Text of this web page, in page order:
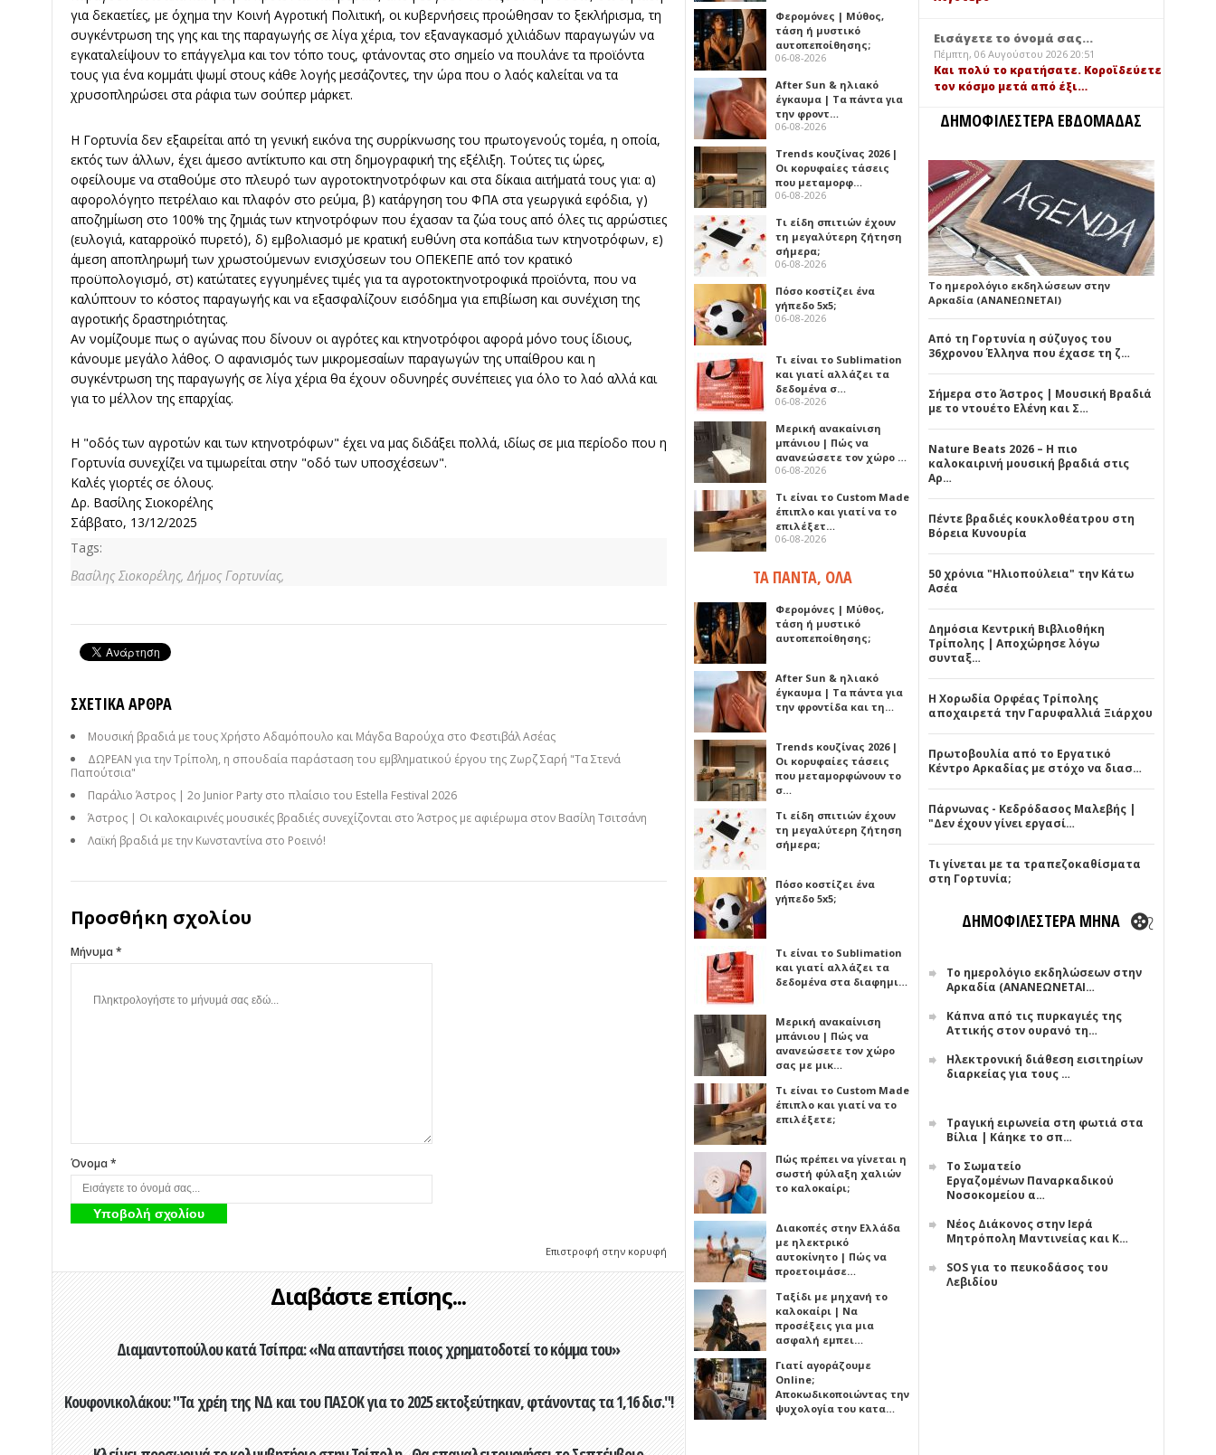
για δεκαετίες, με όχημα την Κοινή Αγροτική Πολιτική, οι κυβερνήσεις προώθησαν το ξεκλήρισμα, τη
συγκέντρωση της γης και της παραγωγής σε λίγα χέρια, τον εξαναγκασμό χιλιάδων παραγωγών να
εγκαταλείψουν το επάγγελμα και τον τόπο τους, φτάνοντας στο σημείο να πουλάνε τα προϊόντα
τους για ένα κομμάτι ψωμί στους κάθε λογής μεσάζοντες, την ώρα που ο λαός καλείται να τα
χρυσοπληρώσει στα ράφια των σούπερ μάρκετ.
Η Γορτυνία δεν εξαιρείται από τη γενική εικόνα της συρρίκνωσης του πρωτογενούς τομέα, η οποία,
εκτός των άλλων, έχει άμεσο αντίκτυπο και στη δημογραφική της εξέλιξη. Τούτες τις ώρες,
οφείλουμε να σταθούμε στο πλευρό των αγροτοκτηνοτρόφων και στα δίκαια αιτήματά τους για: α)
αφορολόγητο πετρέλαιο και πλαφόν στο ρεύμα, β) κατάργηση του ΦΠΑ στα γεωργικά εφόδια, γ)
αποζημίωση στο 100% της ζημιάς των κτηνοτρόφων που έχασαν τα ζώα τους από όλες τις αρρώστιες
(ευλογιά, καταρροϊκό πυρετό), δ) εμβολιασμό με κρατική ευθύνη στα κοπάδια των κτηνοτρόφων, ε)
άμεση αποπληρωμή των χρωστούμενων ενισχύσεων του ΟΠΕΚΕΠΕ από τον κρατικό
προϋπολογισμό, στ) κατώτατες εγγυημένες τιμές για τα αγροτοκτηνοτροφικά προϊόντα, που να
καλύπτουν το κόστος παραγωγής και να εξασφαλίζουν εισόδημα για επιβίωση και συνέχιση της
αγροτικής δραστηριότητας.
Αν νομίζουμε πως ο αγώνας που δίνουν οι αγρότες και κτηνοτρόφοι αφορά μόνο τους ίδιους,
κάνουμε μεγάλο λάθος. Ο αφανισμός των μικρομεσαίων παραγωγών της υπαίθρου και η
συγκέντρωση της παραγωγής σε λίγα χέρια θα έχουν οδυνηρές συνέπειες για όλο το λαό αλλά και
για το μέλλον της επαρχίας.
Η "οδός των αγροτών και των κτηνοτρόφων" έχει να μας διδάξει πολλά, ιδίως σε μια περίοδο που η
Γορτυνία συνεχίζει να τιμωρείται στην "οδό των υποσχέσεων".
Καλές γιορτές σε όλους.
Δρ. Βασίλης Σιοκορέλης
Σάββατο, 13/12/2025
Tags:
Βασίλης Σιοκορέλης, Δήμος Γορτυνίας,
ΣΧΕΤΙΚΆ ΆΡΘΡΑ
Μουσική βραδιά με τους Χρήστο Αδαμόπουλο και Μάγδα Βαρούχα στο Φεστιβάλ Ασέας
ΔΩΡΕΑΝ για την Τρίπολη, η σπουδαία παράσταση του εμβληματικού έργου της Ζωρζ Σαρή "Τα Στενά
Παπούτσια"
Παράλιο Άστρος | 2ο Junior Party στο πλαίσιο του Estella Festival 2026
Άστρος | Οι καλοκαιρινές μουσικές βραδιές συνεχίζονται στο Άστρος με αφιέρωμα στον Βασίλη Τσιτσάνη
Λαϊκή βραδιά με την Κωνσταντίνα στο Ροεινό!
Προσθήκη σχολίου
Μήνυμα *
Όνομα *
Επιστροφή στην κορυφή
Διαβάστε επίσης...
Διαμαντοπούλου κατά Τσίπρα: «Να απαντήσει ποιος χρηματοδοτεί το κόμμα του»
Κουφονικολάκου: "Τα χρέη της ΝΔ και του ΠΑΣΟΚ για το 2025 εκτοξεύτηκαν, φτάνοντας τα 1,16 δισ."!
Φερομόνες | Μύθος,
τάση ή μυστικό
αυτοπεποίθησης;
06-08-2026
After Sun & ηλιακό
έγκαυμα | Τα πάντα για
την φροντ…
06-08-2026
Trends κουζίνας 2026 |
Οι κορυφαίες τάσεις
που μεταμορφ…
06-08-2026
Τι είδη σπιτιών έχουν
τη μεγαλύτερη ζήτηση
σήμερα;
06-08-2026
Πόσο κοστίζει ένα
γήπεδο 5x5;
06-08-2026
Τι είναι το Sublimation
και γιατί αλλάζει τα
δεδομένα σ…
06-08-2026
Μερική ανακαίνιση
μπάνιου | Πώς να
ανανεώσετε τον χώρο …
06-08-2026
Τι είναι το Custom Made
έπιπλο και γιατί να το
επιλέξετ…
06-08-2026
ΤΑ ΠΑΝΤΑ, ΟΛΑ
Φερομόνες | Μύθος,
τάση ή μυστικό
αυτοπεποίθησης;
After Sun & ηλιακό
έγκαυμα | Τα πάντα για
την φροντίδα και τη…
Trends κουζίνας 2026 |
Οι κορυφαίες τάσεις
που μεταμορφώνουν το
σ…
Τι είδη σπιτιών έχουν
τη μεγαλύτερη ζήτηση
σήμερα;
Πόσο κοστίζει ένα
γήπεδο 5x5;
Τι είναι το Sublimation
και γιατί αλλάζει τα
δεδομένα στα διαφημι…
Μερική ανακαίνιση
μπάνιου | Πώς να
ανανεώσετε τον χώρο
σας με μικ…
Τι είναι το Custom Made
έπιπλο και γιατί να το
επιλέξετε;
Πώς πρέπει να γίνεται η
σωστή φύλαξη χαλιών
το καλοκαίρι;
Διακοπές στην Ελλάδα
με ηλεκτρικό
αυτοκίνητο | Πώς να
προετοιμάσε…
Ταξίδι με μηχανή το
καλοκαίρι | Να
προσέξεις για μια
ασφαλή εμπει…
Γιατί αγοράζουμε
Online;
Αποκωδικοποιώντας την
ψυχολογία του κατα…
Εισάγετε το όνομά σας...
Πέμπτη, 06 Αυγούστου 2026 20:51
Και πολύ το κρατήσατε. Κοροϊδεύετε
τον κόσμο μετά από έξι…
ΔΗΜΟΦΙΛΕΣΤΕΡΑ ΕΒΔΟΜΑΔΑΣ
Το ημερολόγιο εκδηλώσεων στην
Αρκαδία (ΑΝΑΝΕΩΝΕΤΑΙ)
Από τη Γορτυνία η σύζυγος του
36χρονου Έλληνα που έχασε τη ζ…
Σήμερα στο Άστρος | Μουσική Βραδιά
με το ντουέτο Ελένη και Σ…
Nature Beats 2026 – Η πιο
καλοκαιρινή μουσική βραδιά στις
Αρ…
Πέντε βραδιές κουκλοθέατρου στη
Βόρεια Κυνουρία
50 χρόνια "Ηλιοπούλεια" την Κάτω
Ασέα
Δημόσια Κεντρική Βιβλιοθήκη
Τρίπολης | Αποχώρησε λόγω
συνταξ…
Η Χορωδία Ορφέας Τρίπολης
αποχαιρετά την Γαρυφαλλιά Ξιάρχου
Πρωτοβουλία από το Εργατικό
Κέντρο Αρκαδίας με στόχο να διασ…
Πάρνωνας - Κεδρόδασος Μαλεβής |
"Δεν έχουν γίνει εργασί…
Τι γίνεται με τα τραπεζοκαθίσματα
στη Γορτυνία;
ΔΗΜΟΦΙΛΕΣΤΕΡΑ ΜΗΝΑ
Το ημερολόγιο εκδηλώσεων στην
Αρκαδία (ΑΝΑΝΕΩΝΕΤΑΙ…
Κάπνα από τις πυρκαγιές της
Αττικής στον ουρανό τη…
Ηλεκτρονική διάθεση εισιτηρίων
διαρκείας για τους …
Τραγική ειρωνεία στη φωτιά στα
Βίλια | Κάηκε το σπ…
Το Σωματείο
Εργαζομένων Παναρκαδικού
Νοσοκομείου α…
Νέος Διάκονος στην Ιερά
Μητρόπολη Μαντινείας και Κ…
SOS για το πευκοδάσος του
Λεβιδίου